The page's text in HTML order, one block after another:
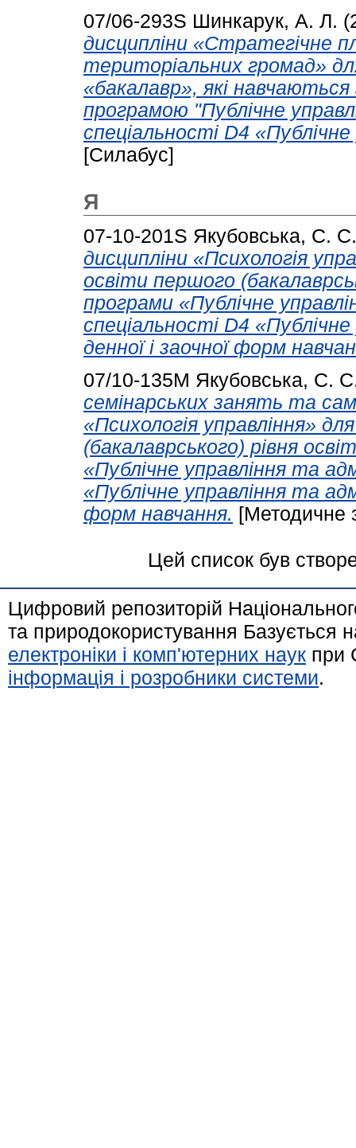
07/06-293S Шинкарук, А. Л.
дисципліни «Стратегічне
територіальних громад»
«бакалавр», які
програмою "Публічне
спеціальності D4
[Силабус]
Я
07-10-201S Якубовська, С. С.
дисципліни «Психологія
освіти першого
програми «Публічне
спеціальності D4
денної і заочної форм
07/10-135М Якубовська, С.
семінарських занять та
«Психологія управління»
(бакалаврського) рівня
«Публічне управління та
«Публічне управління та
форм навчання. [Методичне
Цей список був
Цифровий репозиторій
та природокористування Базується
електроніки і комп'ютерних наук при
інформація і розробники системи.